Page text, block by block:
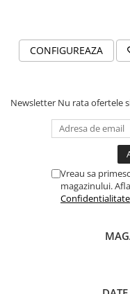
CONFIGUREAZA
Newsletter Nu rata ofertele
Vreau sa
magazinului.
Confidentialitate